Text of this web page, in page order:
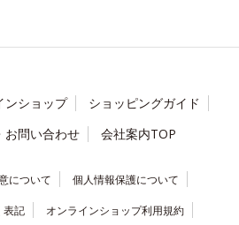
ンショップ
ショッピングガイド
お問い合わせ
会社案内TOP
について 個人情報保護について
表記 オンラインショップ利用規約